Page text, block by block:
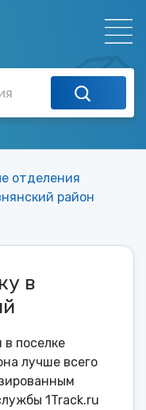
отделения
район
в
поселке
лучше всего
1Track.ru